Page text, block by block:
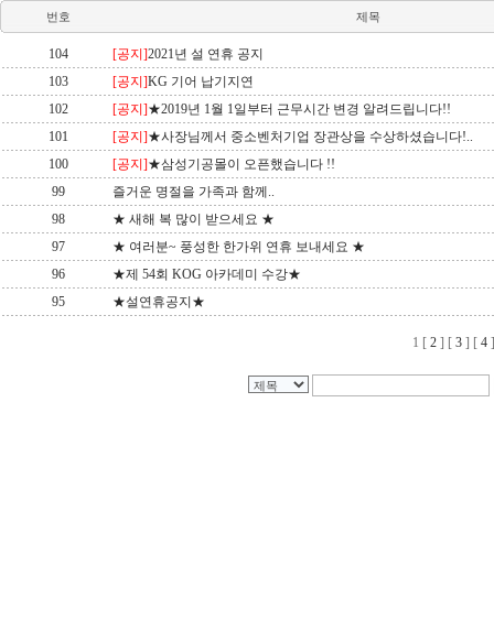
번호 제목
104 [공지]2021년 설 연휴 공지
103
[공지]KG 기어 납기지연
102
[공지]★2019년 1월 1일부터 근무시간 변경 알려드립니다!!
101
[공지]★사장님께서 중소벤처기업 장관상을 수상하셨습니다!..
100
[공지]★삼성기공몰이 오픈했습니다 !!
99
즐거운 명절을 가족과 함께..
98
★ 새해 복 많이 받으세요 ★
97
★ 여러분~ 풍성한 한가위 연휴 보내세요 ★
96
★제 54회 KOG 아카데미 수강★
95
★설연휴공지★
1 [ 2] [ 3] [ 4